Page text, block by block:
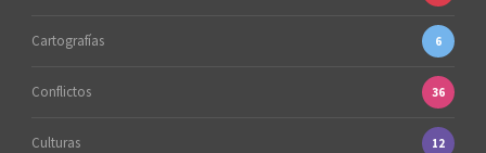
Cartografías 6
Conflictos 36
Culturas 12